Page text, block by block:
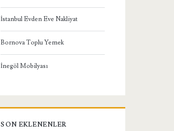
İstanbul Evden Eve Nakliyat
Bornova Toplu Yemek
İnegöl Mobilyası
SON EKLENENLER